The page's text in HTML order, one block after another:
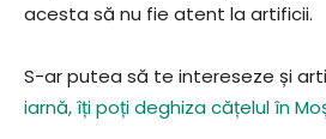
acesta să nu fie atent la artificii.
S-ar putea să te intereseze și
iarnă, îți poți deghiza cățelul în